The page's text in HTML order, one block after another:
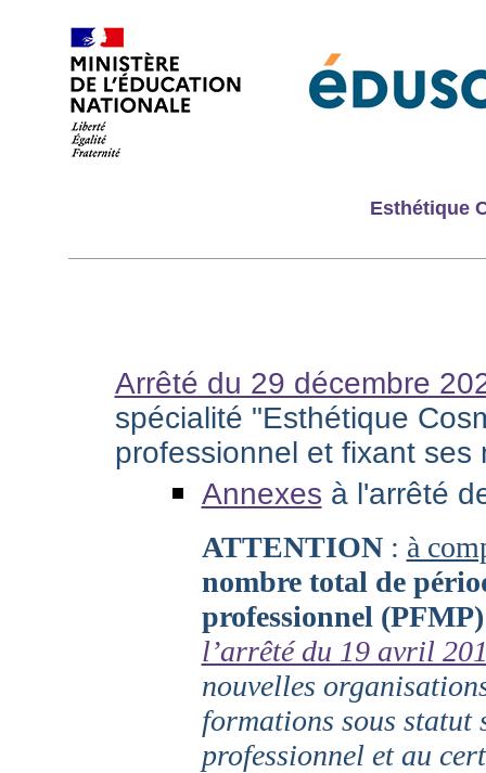
Esthétique
Arrêté du 29 décembre
spécialité "Esthétique
professionnel et fixant ses
Annexes à l'arrêté
ATTENTION: à
nombre total de
professionnel (PFMP)
l’arrêté du 19 avril
nouvelles
formations sous
professionnel et au